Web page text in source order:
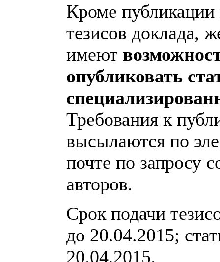
Кроме публикации
тезисов доклада,
имеют
опубликовать
Требования к
высылаются по
почте по запросу
авторов.
Срок подачи
до 20.04.2015;
20.04.2015.